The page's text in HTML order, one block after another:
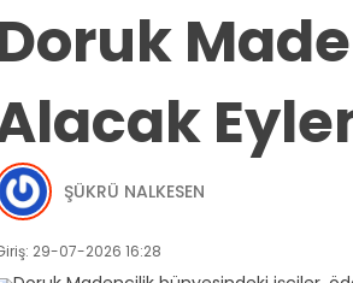
ŞÜKRÜ NALKESEN
29-07-2026 16:28